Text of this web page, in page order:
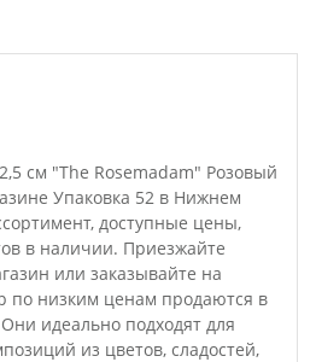
см "The Rosemadam" Розовый
Упаковка 52 в Нижнем
доступные цены,
в наличии. Приезжайте
или заказывайте на
по низким ценам продаются в
идеально подходят для
из цветов, сладостей,